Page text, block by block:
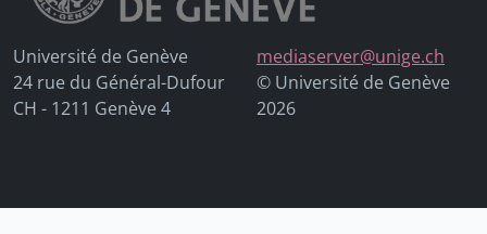
Université de Genève
24 rue du Général-Dufour
CH - 1211 Genève 4
mediaserver@unige.ch
© Université de Genève
2026